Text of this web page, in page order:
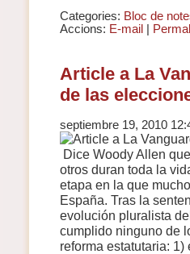
Categories: Bloc de
Accions: E-mail|
Article a La
de las
septiembre 19, 2010
Dice Woody Allen
otros duran toda la
etapa en la que
España. Tras la
evolución pluralista
cumplido ninguno de
reforma estatutaria: